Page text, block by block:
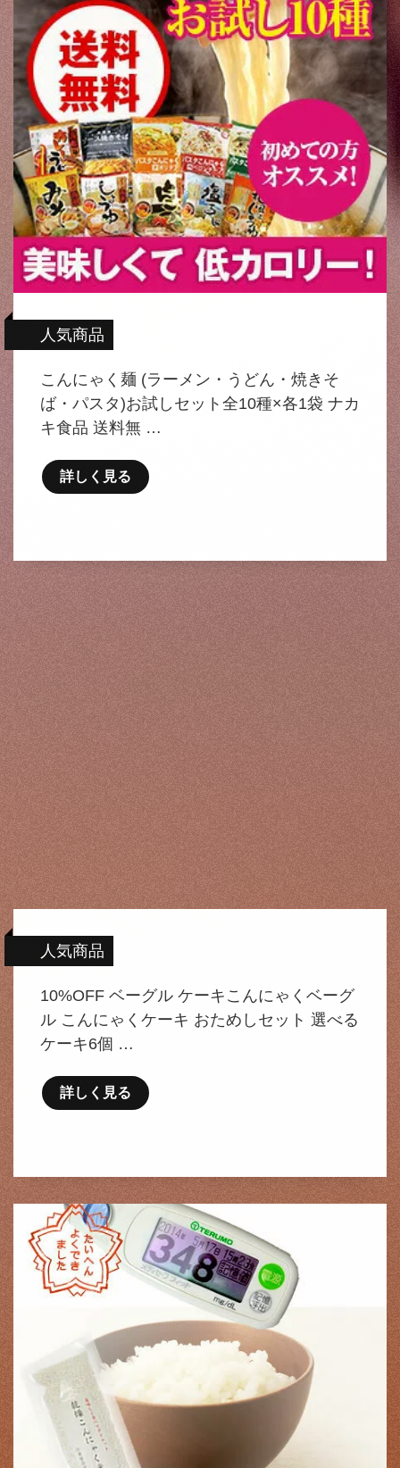
人気商品
こんにゃく麺 (ラーメン・うどん・焼きそ
ば・パスタ)お試しセット全10種×各1袋 ナカ
キ食品 送料無 …
詳しく見る
人気商品
10%OFF ベーグル ケーキこんにゃくベーグ
ル こんにゃくケーキ おためしセット 選べる
ケーキ6個 …
詳しく見る